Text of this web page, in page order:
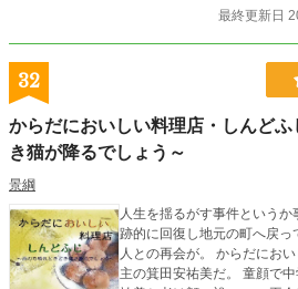
最終更新日
32
からだにおいしい料理店・しんど
き猫が降るでしょう～
景綱
人生を揺るがす事件という
跡的に回復し地元の町へ戻
人との再会が。 からだにお
主の箕田安祐美だ。 童顔で